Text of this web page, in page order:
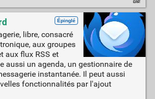
Épinglé
libre, consacré
aux groupes
aux flux RSS et
aussi un agenda, un gestionnaire de
instantanée. Il peut aussi
fonctionnalités par l'ajout